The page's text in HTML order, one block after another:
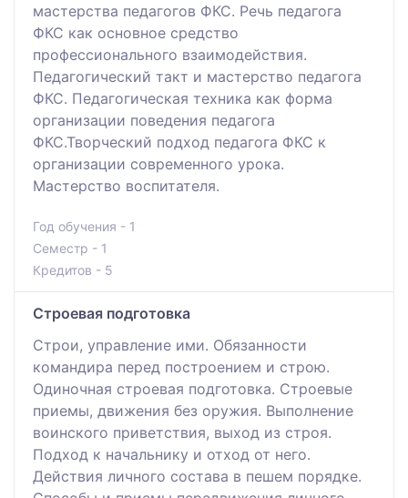
мастерства педагогов ФКС. Речь педагога
ФКС как основное средство
профессионального взаимодействия.
Педагогический такт и мастерство педагога
ФКС. Педагогическая техника как форма
организации поведения педагога
ФКС.Творческий подход педагога ФКС к
организации современного урока.
Мастерство воспитателя.
Год обучения - 1
Семестр - 1
Кредитов - 5
Строевая подготовка
Строи, управление ими. Обязанности
командира перед построением и строю.
Одиночная строевая подготовка. Строевые
приемы, движения без оружия. Выполнение
воинского приветствия, выход из строя.
Подход к начальнику и отход от него.
Действия личного состава в пешем порядке.